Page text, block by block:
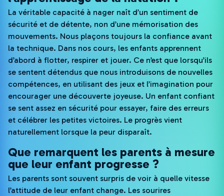
La véritable capacité à nager naît d’un sentiment de
sécurité et de détente, non d’une mémorisation des
mouvements. Nous plaçons toujours la confiance avant
la technique. Dans nos cours, les enfants apprennent
d’abord à flotter, respirer et jouer. Ce n’est que lorsqu’ils
se sentent détendus que nous introduisons de nouvelles
compétences, en utilisant des jeux et l’imagination pour
encourager une découverte joyeuse. Un enfant confiant
se sent assez en sécurité pour essayer, faire des erreurs
et célébrer les petites victoires. Le progrès vient
naturellement lorsque la peur disparaît.
Que remarquent les parents à mesure
que leur enfant progresse ?
Les parents sont souvent surpris de voir à quelle vitesse
l’attitude de leur enfant change. Les sourires